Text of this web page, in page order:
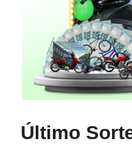
Último